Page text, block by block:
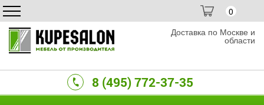
0
Доставка по Москве и
области
8 (495) 772-37-35